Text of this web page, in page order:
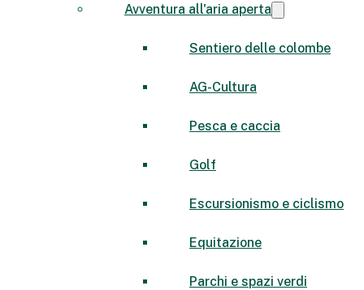
Avventura all'aria aperta
Sentiero delle colombe
AG-Cultura
Pesca e caccia
Golf
Escursionismo e ciclismo
Equitazione
Parchi e spazi verdi